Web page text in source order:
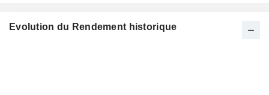
Evolution du Rendement historique